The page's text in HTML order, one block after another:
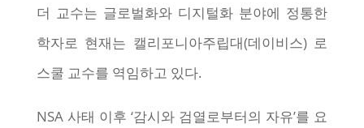
더 교수는 글로벌화와 디지털화 분야에 정통한
학자로 현재는 캘리포니아주립대(데이비스) 로
스쿨 교수를 역임하고 있다.
NSA 사태 이후 ‘감시와 검열로부터의 자유’를 요